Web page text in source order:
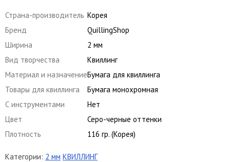
Страна-производитель Корея
Бренд
QuillingShop
Ширина
2 мм
Вид творчества
Квиллинг
Материал и назначениеБумага для квиллинга
Товары для квиллинга
Бумага монохромная
С инструментами
Нет
Цвет
Серо-черные оттенки
Плотность
116 гр. (Корея)
Категории: 2 мм КВИЛЛИНГ